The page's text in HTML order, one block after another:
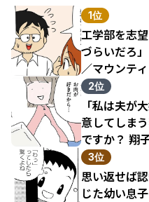
1位
工学部を志
づらいだろ
／マウンテ
結果（1）
2位
「私は夫が
意してしま
ですか？ 翔
3位
思い返せば
じた幼い息